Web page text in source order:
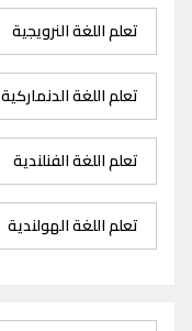
تعلم اللغة النرويجية
تعلم اللغة الدنماركية
تعلم اللغة الفنلندية
تعلم اللغة الهولندية